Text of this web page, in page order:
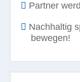
Partner
Nachhaltig
bewegen!